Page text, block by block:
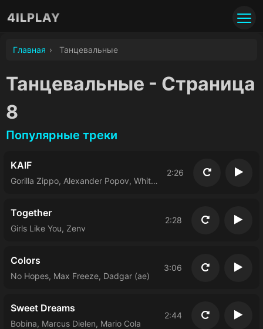
4ILPLAY
Главная › Танцевальные
Танцевальные - Страница
8
Популярные треки
KAIF
Gorilla Zippo, Alexander Popov, Whiteout
2:26 Повторить
Together
Girls Like You, Zenv
2:28 Повторить
Colors
No Hopes, Max Freeze, Dadgar (ae)
3:06 Повторить
Sweet Dreams
Bobina, Marcus Dielen, Mario Cola
2:44 Повторить